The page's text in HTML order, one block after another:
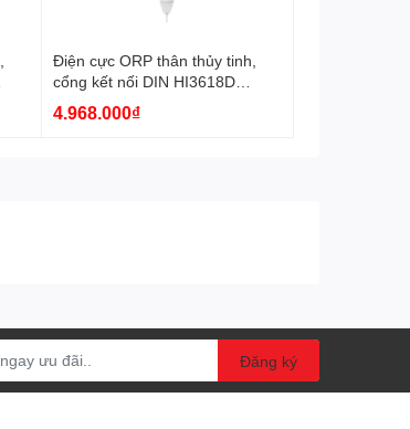
Điện cực ORP thân thủy tinh,
cổng kết nối DIN HI3618D
Hanna
4.968.000₫
Đăng ký